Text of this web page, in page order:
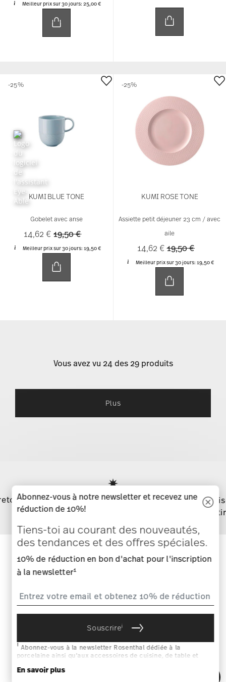
Meilleur prix sur 30 jours:25,00 €
KUMI BLUE TONE
Gobelet avec anse
14,62 €Price reduced from
19,50 €to
Meilleur prix sur 30 jours: 19,50 €
-25%
KUMI ROSE TONE
Assiette petit déjeuner 23 cm / avec
aile
14,62 €Price reduced
19,50 €to
Meilleur prix sur 30 jours:19,50 €
-25%
Vous avez vu 24 des 29 produits
Plus
Directement du
Tiens-toi au courant des
nouveautés, des tendances et des
offres spéciales.
10% de réduction en bon d'achat pour l'inscription
Abonnez-vous à notre newsletter et recevez une
réduction de 10%!
Tiens-toi au courant des nouveautés,
des tendances et des offres spéciales.
10% de réduction en bon d'achat pour l'inscription
à la newsletter1
Souscrirei
i Abonnez-vous à la newsletter Rosenthal dédiée à la
porcelaine ainsi qu’aux accessoires de cuisine, de table et
désinscrire à tout moment en cliquant sur le lien de
En savoir plus